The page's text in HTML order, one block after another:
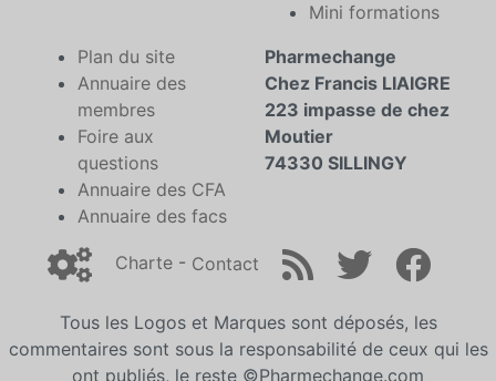
Mini formations
Plan du site
Annuaire des
membres
Foire aux
questions
Annuaire des CFA
Annuaire des facs
Pharmechange
Chez Francis LIAIGRE
223 impasse de chez
Moutier
74330 SILLINGY
Charte - Contact
Tous les Logos et Marques sont déposés, les
commentaires sont sous la responsabilité de ceux qui les
ont publiés, le reste ©Pharmechange.com